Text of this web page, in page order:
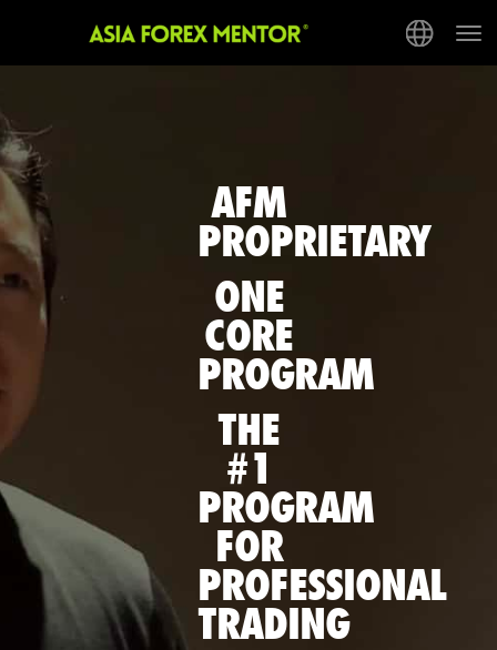
AFM
PROPRIETARY
ONE
CORE
PROGRAM
THE
#1
PROGRAM
FOR
PROFESSIONAL
TRADING